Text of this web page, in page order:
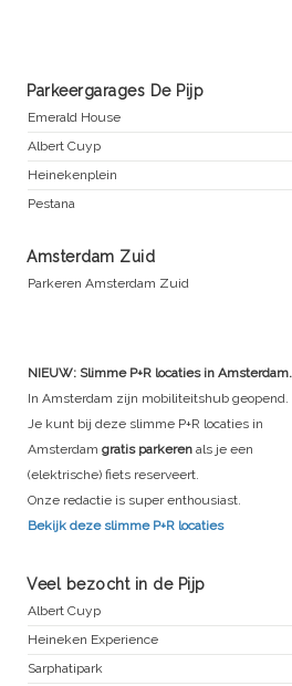
Parkeergarages De Pijp
Emerald House
Albert Cuyp
Heinekenplein
Pestana
Amsterdam Zuid
Parkeren Amsterdam Zuid
NIEUW: Slimme P+R locaties in Amsterdam.
In Amsterdam zijn mobiliteitshub geopend.
Je kunt bij deze slimme P+R locaties in
Amsterdam gratis parkeren als je een
(elektrische) fiets reserveert.
Onze redactie is super enthousiast.
Bekijk deze slimme P+R locaties
Veel bezocht in de Pijp
Albert Cuyp
Heineken Experience
Sarphatipark